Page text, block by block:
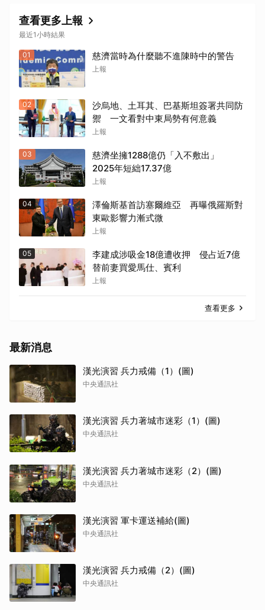
查看更多上報
最近1小時結果
01 慈濟當時為什麼聽不進陳時中的警告
上報
02
沙烏地、土耳其、巴基斯坦簽署共同防
禦 一文看對中東局勢有何意義
上報
03
慈濟坐擁1288億仍「入不敷出」
2025年短絀17.37億
上報
04
澤倫斯基首訪塞爾維亞 再曝俄羅斯對
東歐影響力漸式微
上報
05
李建成涉吸金18億遭收押 侵占近7億
替前妻買愛馬仕、賓利
上報
查看更多
最新消息
漢光演習 兵力戒備（1）(圖)
中央通訊社
漢光演習 兵力著城市迷彩（1）(圖)
中央通訊社
漢光演習 兵力著城市迷彩（2）(圖)
中央通訊社
漢光演習 軍卡運送補給(圖)
中央通訊社
漢光演習 兵力戒備（2）(圖)
中央通訊社